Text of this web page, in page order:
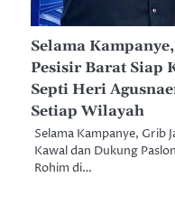
Selama
Pesisir Barat Siap
Septi Heri
Setiap Wilayah
Selama Kampanye, Grib
Kawal dan Dukung
Rohim di…